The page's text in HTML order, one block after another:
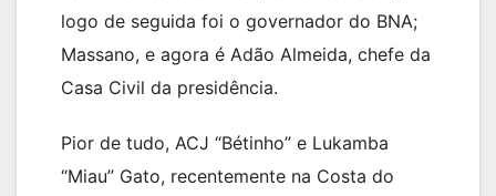
logo de seguida foi o governador do BNA;
Massano, e agora é Adão Almeida, chefe da
Casa Civil da presidência.
Pior de tudo, ACJ “Bétinho” e Lukamba
“Miau” Gato, recentemente na Costa do